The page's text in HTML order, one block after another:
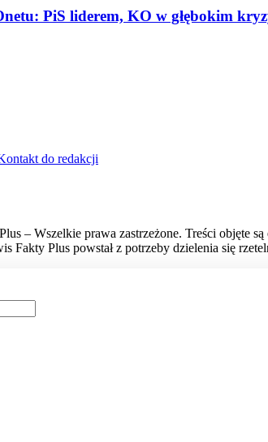
PiS liderem, KO w głębokim
do redakcji
– Wszelkie prawa zastrzeżone. Treści objęte
Fakty Plus powstał z potrzeby dzielenia się